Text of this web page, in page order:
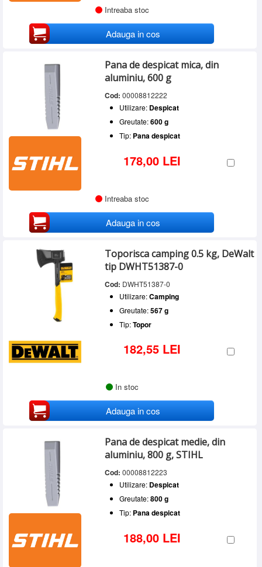
Intreaba stoc
Adauga in cos
Pana de despicat mica, din
aluminiu, 600 g
Cod: 00008812222
Utilizare: Despicat
Greutate:600 g
Tip: Pana despicat
178,00 LEI
Intreaba stoc
Adauga in cos
Toporisca camping 0.5 kg, DeWalt
tip DWHT51387-0
Cod: DWHT51387-0
Utilizare:Camping
Greutate:567 g
Tip:Topor
182,55 LEI
In stoc
Adauga in cos
Pana de despicat medie, din
aluminiu, 800 g, STIHL
Cod: 00008812223
Utilizare: Despicat
Greutate:800 g
Tip: Pana despicat
188,00 LEI